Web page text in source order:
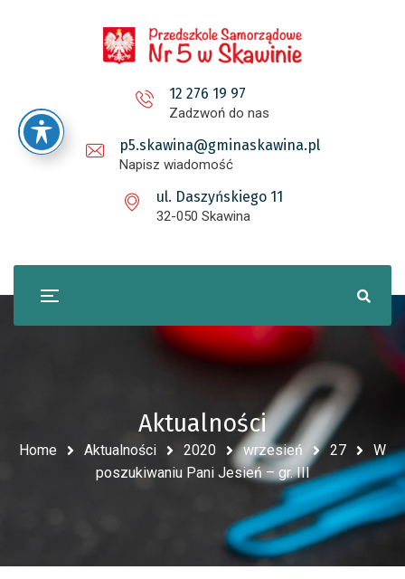
12 276 19 97
Zadzwoń do nas
p5.skawina@gminaskawina.pl
Napisz wiadomość
ul. Daszyńskiego 11
32-050 Skawina
Aktualności
Home Aktualności 2020 wrzesień 27
W
poszukiwaniu Pani Jesień – gr. III